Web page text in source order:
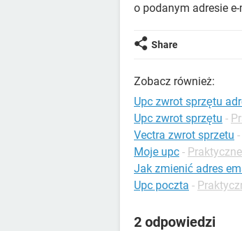
o podanym adresie e-
Share
Zobacz również:
Upc zwrot sprzętu
Upc zwrot sprzętu -
Vectra zwrot sprzetu -
Moje upc -
Jak zmienić adres
Upc poczta -
2 odpowiedzi